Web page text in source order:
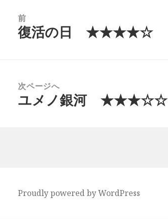
前
前
復活の日 ★★★★☆
次ページへ
次
ユメノ銀河 ★★★☆☆
Proudly powered by WordPress